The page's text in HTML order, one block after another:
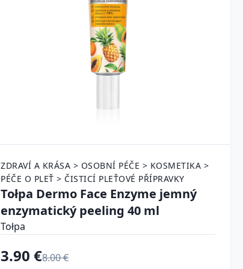
ZDRAVÍ A KRÁSA > OSOBNÍ PÉČE > KOSMETIKA >
PÉČE O PLEŤ > ČISTICÍ PLEŤOVÉ PŘÍPRAVKY
Tołpa Dermo Face Enzyme jemný
enzymatický peeling 40 ml
Tołpa
3.90 €8.00 €